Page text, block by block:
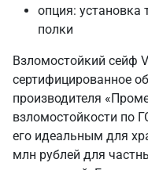
опция: установка
полки
Взломостойкий сейф
сертифицированное
производителя
взломостойкости по
его идеальным для
млн рублей для